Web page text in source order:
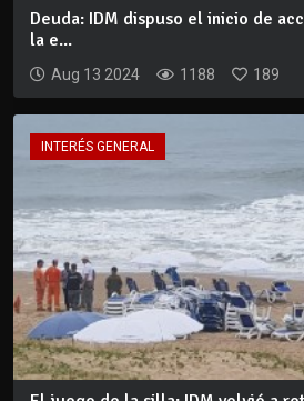
Deuda: IDM dispuso el inicio de
la e...
Aug 13 2024 1188 189
INTERÉS GENERAL